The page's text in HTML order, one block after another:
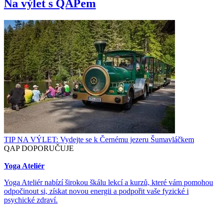
Na výlet s QAPem
TIP NA VÝLET: Vydejte se k Černému jezeru Šumavláčkem
QAP DOPORUČUJE
Yoga Ateliér
Yoga Ateliér nabízí širokou škálu lekcí a kurzů, které vám pomohou
odpočinout si, získat novou energii a podpořit vaše fyzické i
psychické zdraví.